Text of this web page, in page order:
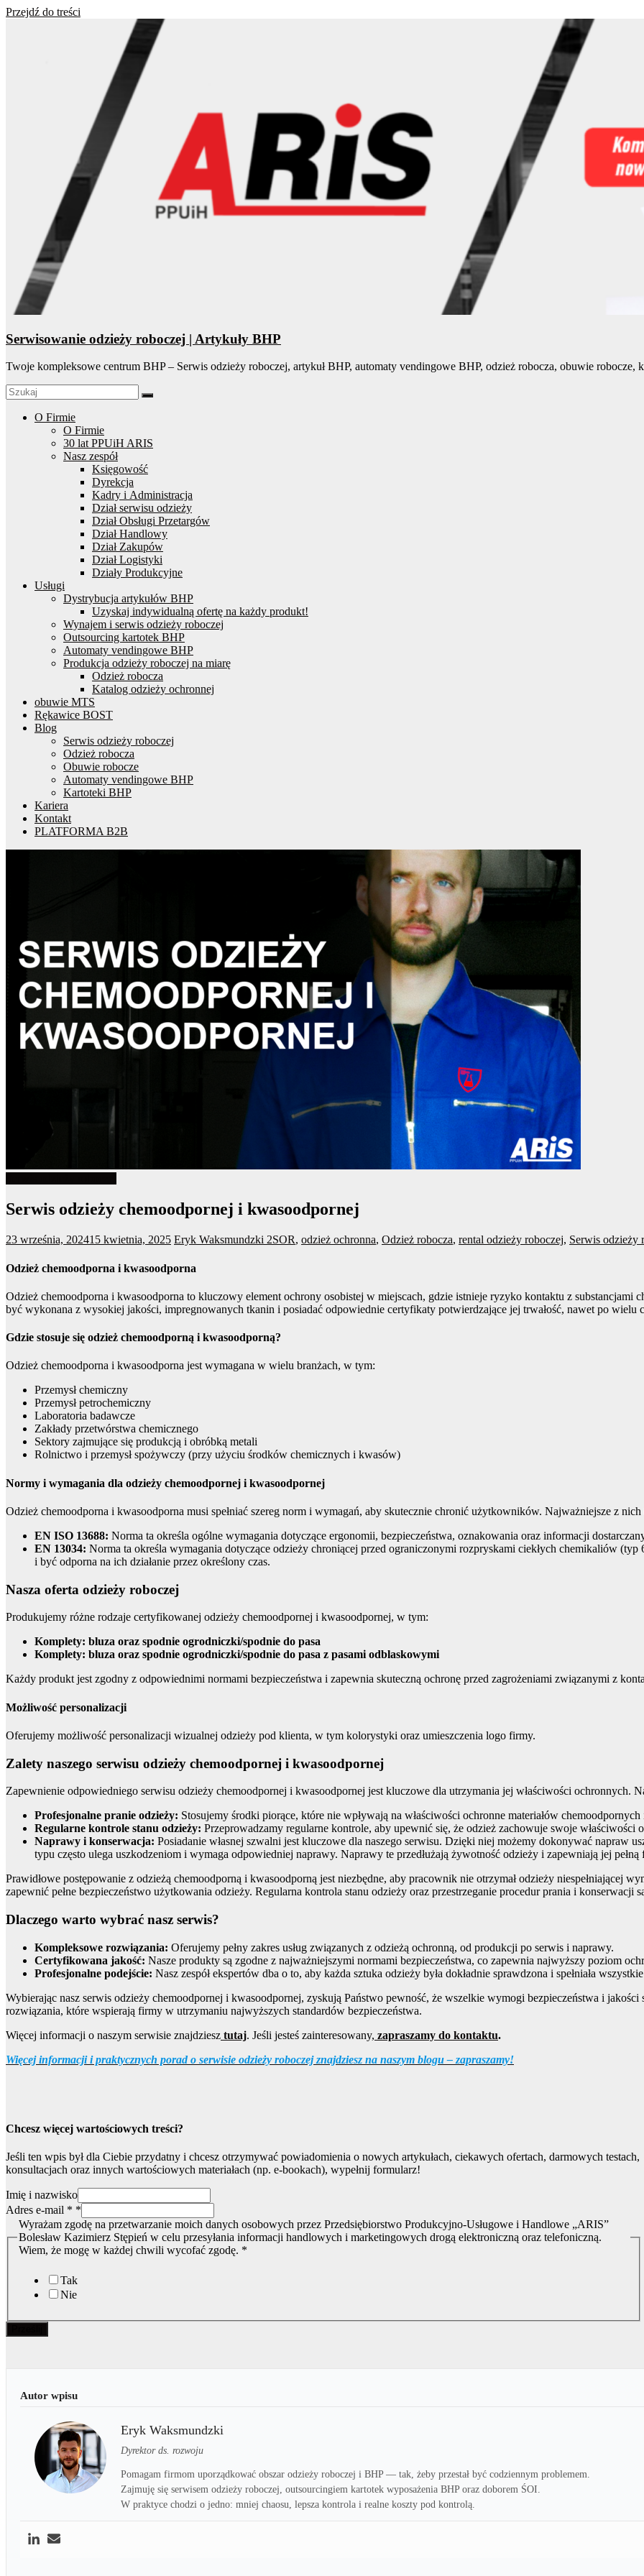
Przejdź do treści
Serwisowanie odzieży roboczej | Artykuły BHP
Twoje kompleksowe centrum BHP – Serwis odzieży roboczej, artykuł BHP, automaty vendingowe BHP, odzież robocza, obuwie robocze,
O Firmie
O Firmie
30 lat PPUiH ARIS
Nasz zespół
Księgowość
Dyrekcja
Kadry i Administracja
Dział serwisu odzieży
Dział Obsługi Przetargów
Dział Handlowy
Dział Zakupów
Dział Logistyki
Działy Produkcyjne
Usługi
Dystrybucja artykułów BHP
Uzyskaj indywidualną ofertę na każdy produkt!
Wynajem i serwis odzieży roboczej
Outsourcing kartotek BHP
Automaty vendingowe BHP
Produkcja odzieży roboczej na miarę
Odzież robocza
Katalog odzieży ochronnej
obuwie MTS
Rękawice BOST
Blog
Serwis odzieży roboczej
Odzież robocza
Obuwie robocze
Automaty vendingowe BHP
Kartoteki BHP
Kariera
Kontakt
PLATFORMA B2B
Serwis odzieży chemoodpornej i kwasoodpornej
23 września, 202415 kwietnia, 2025 Eryk Waksmundzki 2SOR, odzież ochronna, Odzież robocza, rental odzieży roboczej, Serwis odzieży
Odzież chemoodporna i kwasoodporna
Odzież chemoodporna i kwasoodporna to kluczowy element ochrony osobistej w miejscach, gdzie istnieje ryzyko kontaktu z substancjami
być wykonana z wysokiej jakości, impregnowanych tkanin i posiadać odpowiednie certyfikaty potwierdzające jej trwałość, nawet po wielu
Gdzie stosuje się odzież chemoodporną i kwasoodporną?
Odzież chemoodporna i kwasoodporna jest wymagana w wielu branżach, w tym:
Przemysł chemiczny
Przemysł petrochemiczny
Laboratoria badawcze
Zakłady przetwórstwa chemicznego
Sektory zajmujące się produkcją i obróbką metali
Rolnictwo i przemysł spożywczy (przy użyciu środków chemicznych i kwasów)
Normy i wymagania dla odzieży chemoodpornej i kwasoodpornej
Odzież chemoodporna i kwasoodporna musi spełniać szereg norm i wymagań, aby skutecznie chronić użytkowników. Najważniejsze z nich
EN ISO 13688: Norma ta określa ogólne wymagania dotyczące ergonomii, bezpieczeństwa, oznakowania oraz informacji
EN 13034: Norma ta określa wymagania dotyczące odzieży chroniącej przed ograniczonymi rozpryskami ciekłych chemikaliów
i być odporna na ich działanie przez określony czas.
Nasza oferta odzieży roboczej
Produkujemy różne rodzaje certyfikowanej odzieży chemoodpornej i kwasoodpornej, w tym:
Komplety: bluza oraz spodnie ogrodniczki/spodnie do pasa
Komplety: bluza oraz spodnie ogrodniczki/spodnie do pasa z pasami odblaskowymi
Każdy produkt jest zgodny z odpowiednimi normami bezpieczeństwa i zapewnia skuteczną ochronę przed zagrożeniami związanymi z
Możliwość personalizacji
Oferujemy możliwość personalizacji wizualnej odzieży pod klienta, w tym kolorystyki oraz umieszczenia logo firmy.
Zalety naszego serwisu odzieży chemoodpornej i kwasoodpornej
Zapewnienie odpowiedniego serwisu odzieży chemoodpornej i kwasoodpornej jest kluczowe dla utrzymania jej właściwości ochronnych.
Profesjonalne pranie odzieży: Stosujemy środki piorące, które nie wpływają na właściwości ochronne materiałów
Regularne kontrole stanu odzieży: Przeprowadzamy regularne kontrole, aby upewnić się, że odzież zachowuje swoje właściwości
Naprawy i konserwacja: Posiadanie własnej szwalni jest kluczowe dla naszego serwisu. Dzięki niej możemy dokonywać napraw
typu często ulega uszkodzeniom i wymaga odpowiedniej naprawy. Naprawy te przedłużają żywotność odzieży i zapewniają jej pełną
Prawidłowe postępowanie z odzieżą chemoodporną i kwasoodporną jest niezbędne, aby pracownik nie otrzymał odzieży niespełniającej
zapewnić pełne bezpieczeństwo użytkowania odzieży. Regularna kontrola stanu odzieży oraz przestrzeganie procedur prania i konserwacji
Dlaczego warto wybrać nasz serwis?
Kompleksowe rozwiązania: Oferujemy pełny zakres usług związanych z odzieżą ochronną, od produkcji po serwis i naprawy.
Certyfikowana jakość: Nasze produkty są zgodne z najważniejszymi normami bezpieczeństwa, co zapewnia najwyższy poziom
Profesjonalne podejście: Nasz zespół ekspertów dba o to, aby każda sztuka odzieży była dokładnie sprawdzona i spełniała
Wybierając nasz serwis odzieży chemoodpornej i kwasoodpornej, zyskują Państwo pewność, że wszelkie wymogi bezpieczeństwa i
rozwiązania, które wspierają firmy w utrzymaniu najwyższych standardów bezpieczeństwa.
Więcej informacji o naszym serwisie znajdziesz tutaj. Jeśli jesteś zainteresowany, zapraszamy do kontaktu.
Więcej informacji i praktycznych porad o serwisie odzieży roboczej znajdziesz na naszym blogu – zapraszamy!
Chcesz więcej wartościowych treści?
Jeśli ten wpis był dla Ciebie przydatny i chcesz otrzymywać powiadomienia o nowych artykułach, ciekawych ofertach, darmowych testach,
konsultacjach oraz innych wartościowych materiałach (np. e-bookach), wypełnij formularz!
Imię i nazwisko
Adres e-mail * *
Imię
i zgodę
Wyrażam zgodę na przetwarzanie moich danych osobowych przez Przedsiębiorstwo Produkcyjno-Usługowe i Handlowe „ARIS”
Bolesław Kazimierz Stępień w celu przesyłania informacji handlowych i marketingowych drogą elektroniczną oraz telefoniczną.
Wiem, że mogę w każdej chwili wycofać zgodę. *
Tak
Nie
Eryk Waksmundzki
Dyrektor ds. rozwoju
Pomagam firmom uporządkować obszar odzieży roboczej i BHP — tak, żeby przestał być codziennym problemem.
Zajmuję się serwisem odzieży roboczej, outsourcingiem kartotek wyposażenia BHP oraz doborem ŚOI.
W praktyce chodzi o jedno: mniej chaosu, lepsza kontrola i realne koszty pod kontrolą.